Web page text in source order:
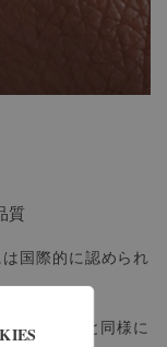
質
国際的に認められ
ヤモンドと同様に